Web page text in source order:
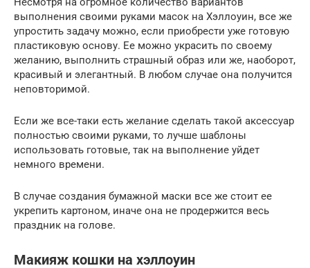
выполнения своими руками масок на Хэллоуин, все же
упростить задачу можно, если приобрести уже готовую
пластиковую основу. Ее можно украсить по своему
желанию, выполнить страшный образ или же, наоборот,
красивый и элегантный. В любом случае она получится
неповторимой.
Если же все-таки есть желание сделать такой аксессуар
полностью своими руками, то лучше шаблоны
использовать готовые, так на выполнение уйдет
немного времени.
В случае создания бумажной маски все же стоит ее
укрепить картоном, иначе она не продержится весь
праздник на голове.
Макияж кошки на хэллоуин